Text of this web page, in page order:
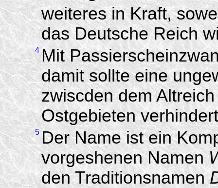
weiteres in Kraft,
das Deutsche Reich
4 Mit
damit sollte eine
zwiscden dem
Ostgebieten
5 Der Name ist ein
vorgeshenen Namen
den Traditionsnamen